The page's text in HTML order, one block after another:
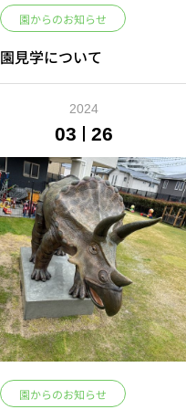
園からのお知らせ
園見学について
2024
03 26
園からのお知らせ